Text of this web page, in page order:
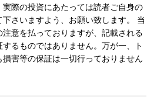
際の投資にあたっては読者ご自身の
さいますよう、お願い致します。 当
意を払っておりますが、記載される
るものではありません。万が一、ト
害等の保証は一切行っておりません